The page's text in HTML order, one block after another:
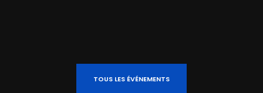
TOUS LES ÉVÉNEMENTS